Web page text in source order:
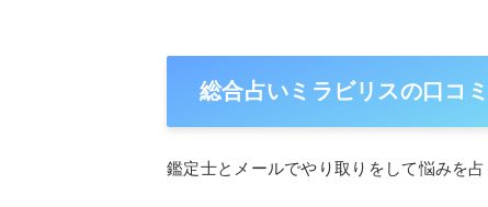
総合占いミラビリスの口コミ
鑑定士とメールでやり取りをして悩みを